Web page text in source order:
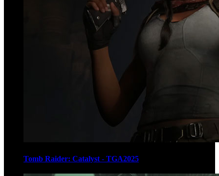
Tomb Raider: Catalyst - TGA2025